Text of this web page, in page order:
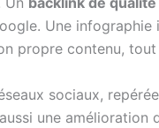
Une
propre contenu,
sociaux,
une amélioration